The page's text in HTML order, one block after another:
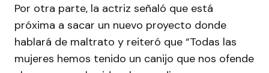
Por otra parte, la actriz señaló que está
próxima a sacar un nuevo proyecto donde
hablará de maltrato y reiteró que “Todas las
mujeres hemos tenido un canijo que nos ofende